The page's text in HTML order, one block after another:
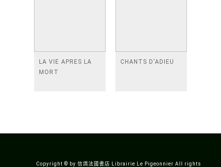
LA VIE APRES LA
MORT
CHANTS D'ADIEU
Copyright © by 信鴿法國書店 Librairie Le Pigeonnier All rights